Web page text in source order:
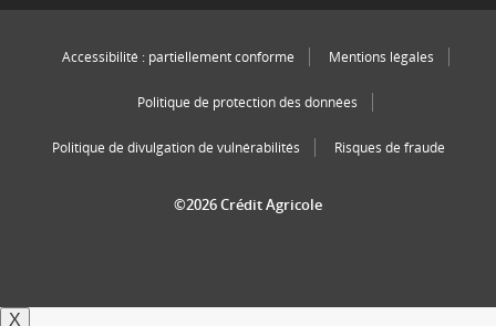
Accessibilité : partiellement conforme Mentions légales
Politique de protection des données
Politique de divulgation de vulnérabilités Risques de fraude
©2026 Crédit Agricole
X